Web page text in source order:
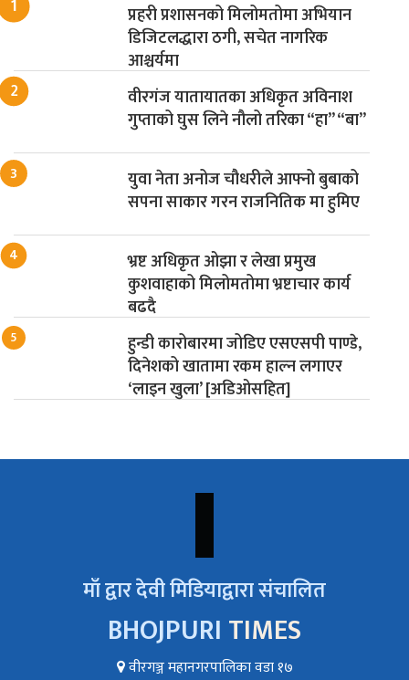
प्रहरी प्रशासनको मिलोमतोमा अभियान
डिजिटलद्धारा ठगी, सचेत नागरिक
आश्चर्यमा
वीरगंज यातायातका अधिकृत अविनाश
गुप्ताको घुस लिने नौलो तरिका “हा” “बा”
युवा नेता अनोज चौधरीले आफ्नो बुबाको
सपना साकार गरन राजनितिक मा हुमिए
भ्रष्ट अधिकृत ओझा र लेखा प्रमुख
कुशवाहाको मिलोमतोमा भ्रष्टाचार कार्य
बढदै
हुन्डी कारोबारमा जोडिए एसएसपी पाण्डे,
दिनेशको खातामा रकम हाल्न लगाएर
‘लाइन खुला’ [अडिओसहित]
माँ द्वार देवी मिडियाद्वारा संचालित
BHOJPURI TIMES
वीरगञ्ज महानगरपालिका वडा १७